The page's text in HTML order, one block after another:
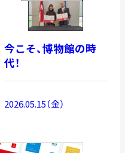
今こそ、博物館の時
代！
2026.05.15（金）